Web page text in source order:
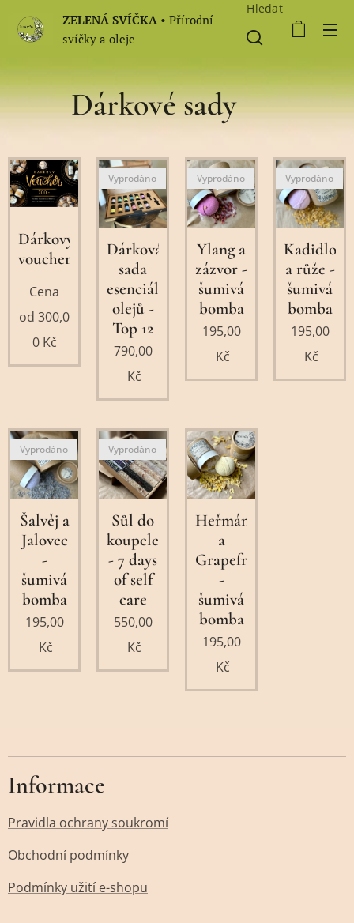
ZELENÁ SVÍČKA • Přírodní
svíčky a oleje
Hledat
Dárkové sady🎁
Dárkový
voucher
Cena
od 300,0
0Kč
Dárková
sada
esenciálních
olejů -
Top 12
Vyprodáno
790,00
Kč
Ylang a
zázvor -
šumivá
bomba
Vyprodáno
195,00
Kč
Kadidlo
a růže -
šumivá
bomba
Vyprodáno
195,00
Kč
Šalvěj a
Jalovec
-
šumivá
bomba
Vyprodáno
195,00
Kč
Sůl do
koupele
- 7 days
of self
care
Vyprodáno
550,00
Kč
Heřmánek
a
Grapefruit
-
šumivá
bomba
195,00
Kč
Informace
Pravidla ochrany soukromí
Obchodní podmínky
Podmínky užití e-shopu